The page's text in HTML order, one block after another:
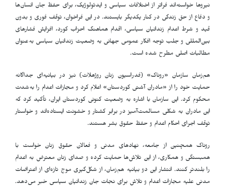
نیروها خواسته‌اند فراتر از اختلافات سیاسی و ایدئولوژیک، برای حفظ جان انسان‌ها
و دفاع از حق زندگی در کنار یکدیگر بایستند. در این فراخوان، توقف فوری و بدون
قید و شرط اعدام زندانیان سیاسی، اقدام هماهنگ احزاب کورد، افزایش فشارهای
بین‌المللی و جلب توجه افکار عمومی جهانی به وضعیت زندانیان سیاسی به‌عنوان
مطالبات اصلی مطرح شده است.
هم‌زمان سازمان «روناک» (فدراسیون زنان روژهلات) نیز در بیانیه‌ای جداگانه
حمایت خود را از «مادران آشتی کوردستان» اعلام کرد و مجازات اعدام را به‌شدت
محکوم کرد. این سازمان با اشاره به وضعیت کنونی کوردستان ایران، تأکید کرد که
این مادران به شکلی مسالمت‌آمیز در برابر کشتار و خشونت ایستاده‌اند و خواستار
توقف اجرای احکام اعدام و حفظ حقوق بشر هستند.
روناک همچنین از جامعه، نهادهای مدنی و فعالان حقوق زنان خواست با
همبستگی و همکاری، از این تلاش‌ها حمایت کرده و صدای زنان معترض به اعدام
را بلندتر کنند. انتشار این دو بیانیه هم‌زمان، از شکل‌گیری موج تازه‌ای از اعتراضات
مدنی علیه مجازات اعدام و تلاش برای نجات جان زندانیان سیاسی خبر می‌دهد.